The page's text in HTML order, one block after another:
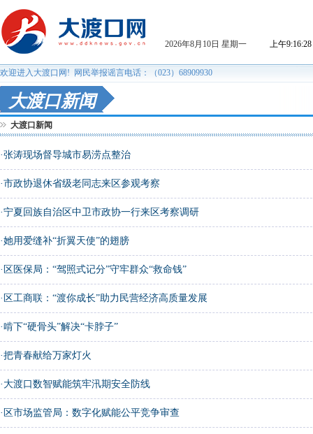
大渡口新闻
大渡口新闻
·张涛现场督导城市易涝点整治
·市政协退休省级老同志来区参观考察
·宁夏回族自治区中卫市政协一行来区考察调研
·她用爱缝补“折翼天使”的翅膀
· 区医保局：“驾照式记分”守牢群众“救命钱”
· 区工商联：“渡你成长”助力民营经济高质量发展
·啃下“硬骨头”解决“卡脖子”
·把青春献给万家灯火
· 大渡口数智赋能筑牢汛期安全防线
· 区市场监管局：数字化赋能公平竞争审查